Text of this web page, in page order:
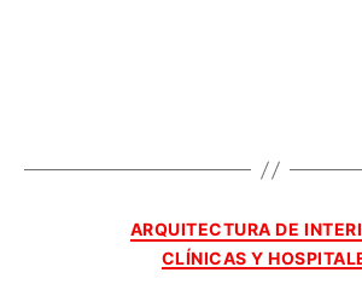
ARQUITECTURA DE
CLÍNICAS Y